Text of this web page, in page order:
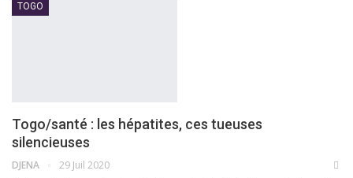
TOGO
Togo/santé : les hépatites, ces tueuses
silencieuses
DJENA 29 Juil 2020